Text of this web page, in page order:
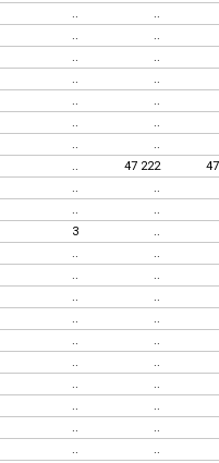
.. ..
.. ..
.. ..
.. ..
.. ..
.. ..
.. ..
.. 47 222
.. ..
.. ..
3 ..
.. ..
.. ..
.. ..
.. ..
.. ..
.. ..
.. ..
.. ..
.. ..
.. ..